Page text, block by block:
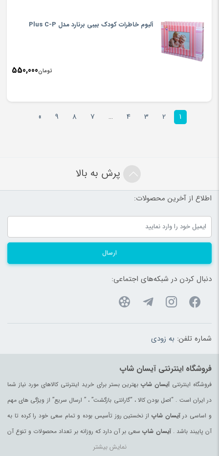
آلبوم خاطرات کودک بیبی برنارد مدل Plus C-P
تومان550,000
1
2
3
4
…
7
8
9
»
پرش به بالا
اطلاع از آخرین محصولات:
ارسال
دنبال کردن در شبکه‌های اجتماعی:
شماره تلفن: به زودی
فروشگاه اینترنتی آیسان شاپ
فروشگاه اینترنتیآیسان شاپبهترین بستر برای خرید اینترنتی کالاهای مورد نیاز شما
در ایران است . “اصل بودن کالا ، “گارانتی بازگشت” ، ” ارسال سریع” از ویژگی های مهم
و اساسی درآیسان شاپ از نخستین روز تأسیس بوده و تمام سعی خود را کرده تا به
آن پایبند باشد .آیسان شاپ سعی بر آن دارد که روزانه بر تعداد محصولات و تنوع آن
بیفزاید تا بتواند نیاز همه ی افراد با هر نوع سلیقه را در خرید محصولات اینترنتی مرتفع
نمایش بیشتر